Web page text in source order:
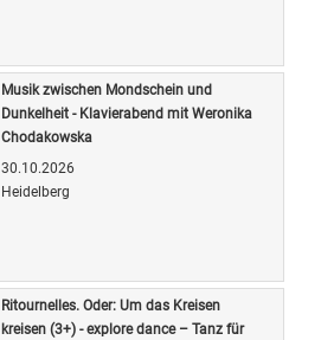
Musik zwischen Mondschein und
Dunkelheit - Klavierabend mit Weronika
Chodakowska
30.10.2026
Heidelberg
Ritournelles. Oder: Um das Kreisen
kreisen (3+) - explore dance – Tanz für